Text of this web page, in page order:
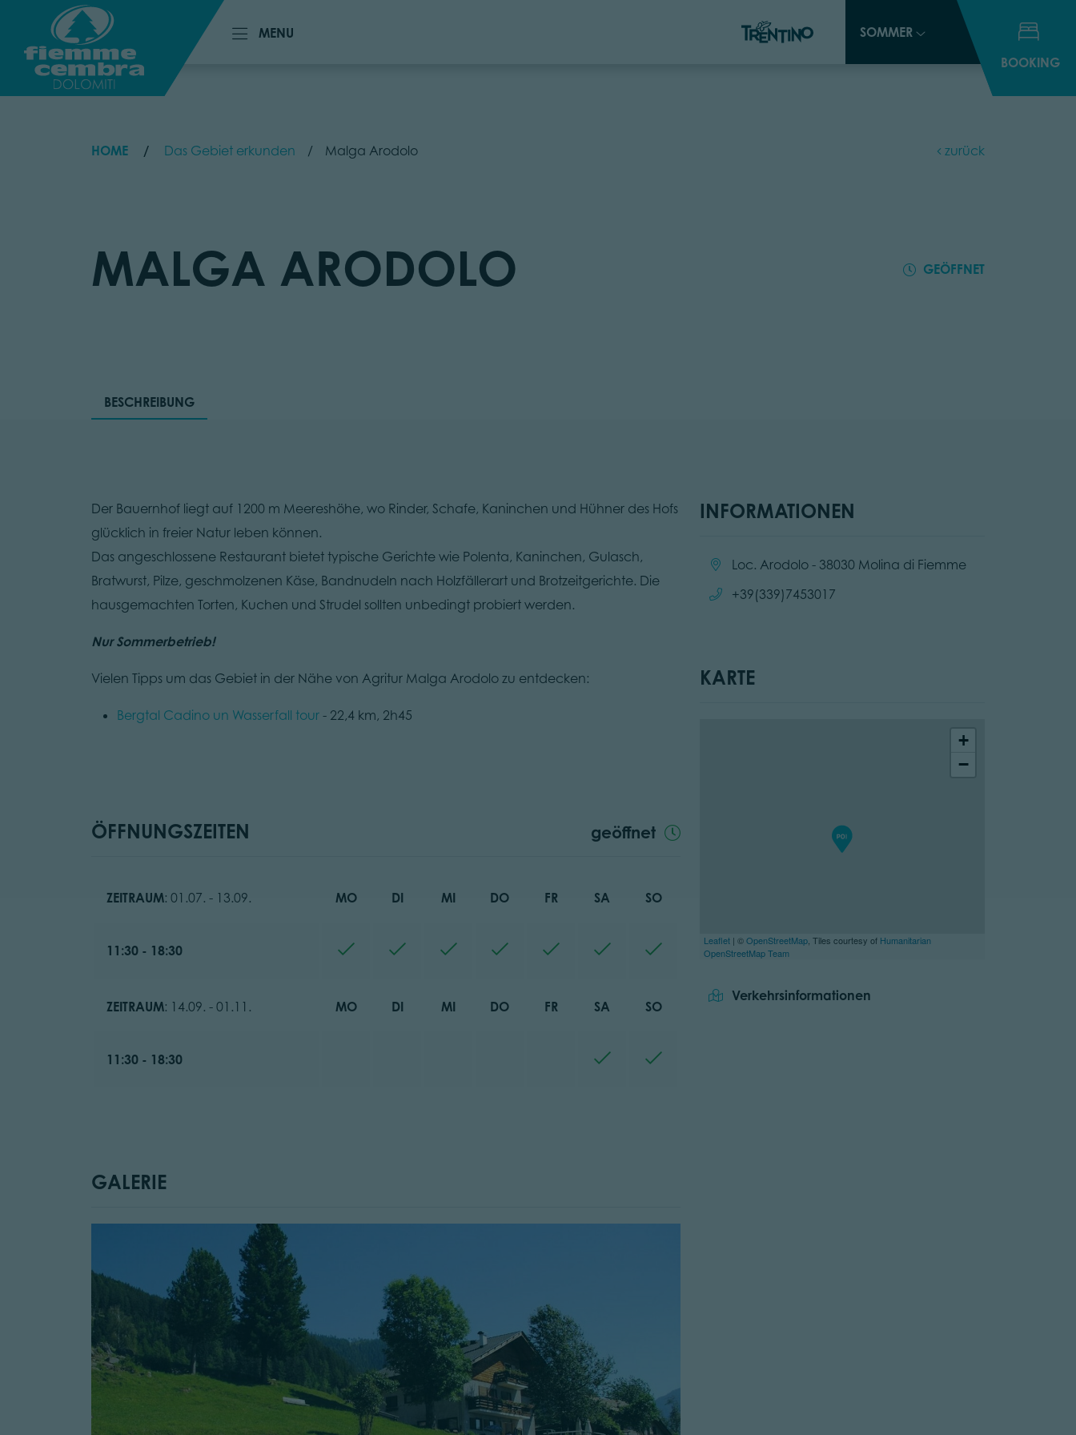
MENU
SOMMER
BOOKING
MENU
SOMMER
BOOKING
HOME Das Gebiet erkunden Malga Arodolo zurück
MALGA ARODOLO GEÖFFNET
BESCHREIBUNG
Der Bauernhof liegt auf 1200 m Meereshöhe, wo Rinder, Schafe, Kaninchen und Hühner des Hofs
glücklich in freier Natur leben können.
Das angeschlossene Restaurant bietet typische Gerichte wie Polenta, Kaninchen, Gulasch,
Bratwurst, Pilze, geschmolzenen Käse, Bandnudeln nach Holzfällerart und Brotzeitgerichte. Die
hausgemachten Torten, Kuchen und Strudel sollten unbedingt probiert werden.
Nur Sommerbetrieb!
Vielen Tipps um das Gebiet in der Nähe von Agritur Malga Arodolo zu entdecken:
Bergtal Cadino un Wasserfall tour - 22,4 km, 2h45
ÖFFNUNGSZEITEN geöffnet
ZEITRAUM: 01.07. - 13.09. MO DI MI DO FR SA SO
11:30 - 18:30
ZEITRAUM: 14.09. - 01.11. MO DI MI DO FR SA SO
11:30 - 18:30
GALERIE
INFORMATIONEN
Ort:
Loc. Arodolo - 38030 Molina di Fiemme
Anrufen:
+39(339)7453017
KARTE
+
−
Leaflet | ©OpenStreetMap , Tiles courtesy of Humanitarian
OpenStreetMap Team
Verkehrsinformationen